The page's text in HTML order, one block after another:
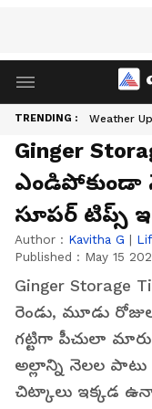
TRENDING : Weather
Ginger
సూపర్ టిప్స్
Author : Kavitha G |
Published : May 15
Ginger Storage
రెండు, మూడు
గట్టిగా పీచులా
అల్లాన్ని నెలల
చిట్కాలు ఇక్కడ